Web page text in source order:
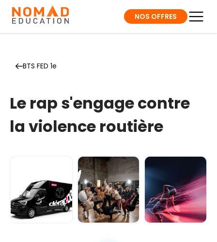
NOS OFFRES
BTS FED 1e
Le rap s'engage contre
la violence routière